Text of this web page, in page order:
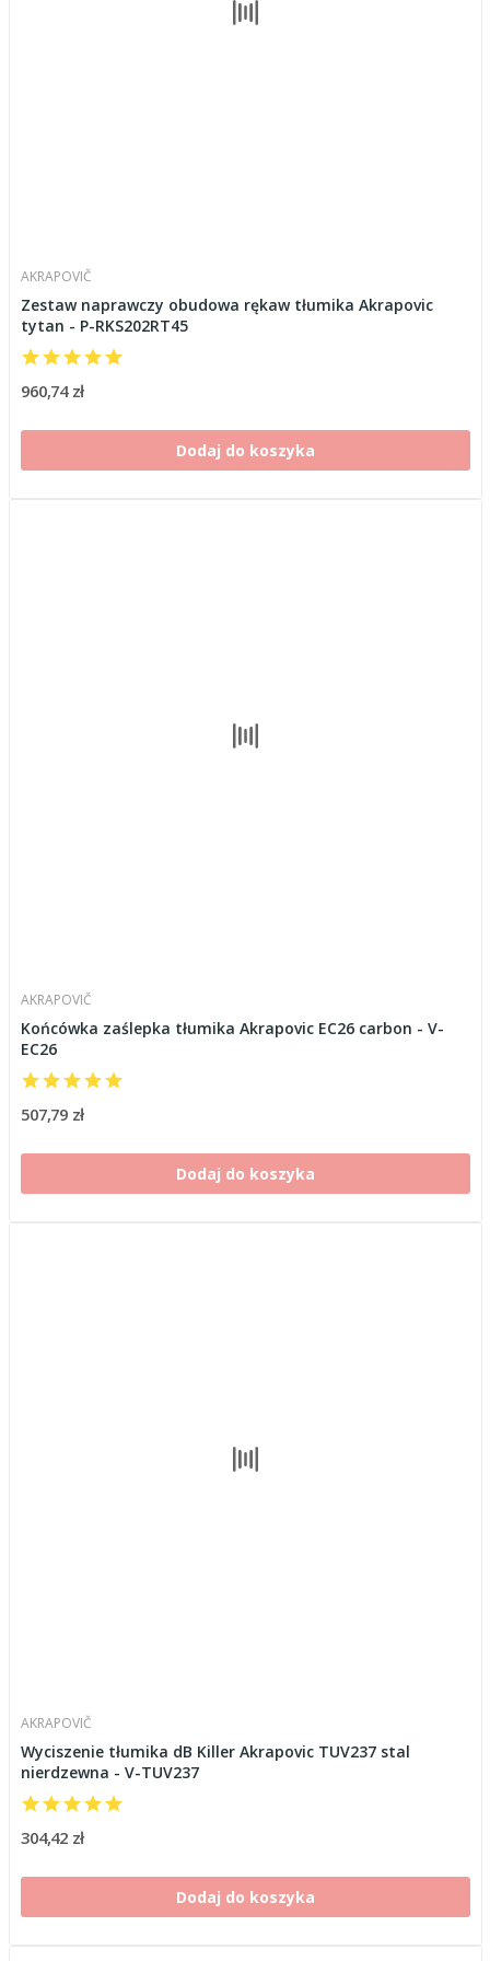
AKRAPOVIČ
Zestaw naprawczy obudowa rękaw tłumika Akrapovic
tytan - P-RKS202RT45
960,74 zł
Dodaj do koszyka
AKRAPOVIČ
Końcówka zaślepka tłumika Akrapovic EC26 carbon - V-
EC26
507,79 zł
Dodaj do koszyka
AKRAPOVIČ
Wyciszenie tłumika dB Killer Akrapovic TUV237 stal
nierdzewna - V-TUV237
304,42 zł
Dodaj do koszyka